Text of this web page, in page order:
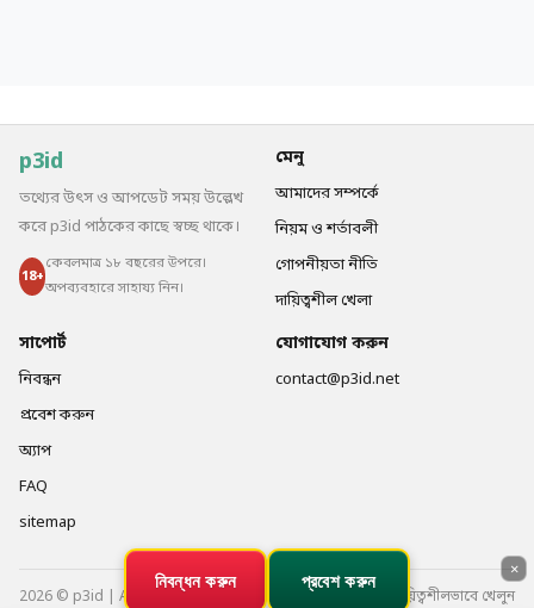
p3id
তথ্যের উৎস ও আপডেট সময় উল্লেখ
করে p3id পাঠকের কাছে স্বচ্ছ থাকে।
18+
কেবলমাত্র ১৮ বছরের উপরে।
অপব্যবহারে সাহায্য নিন।
মেনু
আমাদের সম্পর্কে
নিয়ম ও শর্তাবলী
গোপনীয়তা নীতি
দায়িত্বশীল খেলা
সাপোর্ট
নিবন্ধন
প্রবেশ করুন
অ্যাপ
FAQ
sitemap
যোগাযোগ করুন
contact@p3id.net
2026 © p3id | All Rights Reserved দায়িত্বশীলভাবে খেলুন
×
নিবন্ধন করুন প্রবেশ করুন